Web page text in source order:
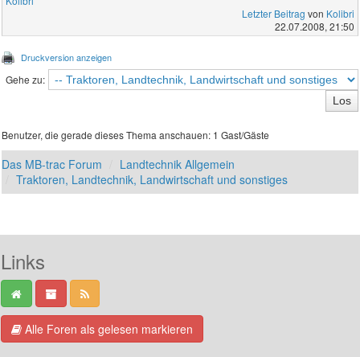
Letzter Beitrag von Kolibri
22.07.2008, 21:50
Druckversion anzeigen
Gehe zu:
Benutzer, die gerade dieses Thema anschauen: 1 Gast/Gäste
Das MB-trac Forum
Landtechnik Allgemein
Traktoren, Landtechnik, Landwirtschaft und sonstiges
Links
Alle Foren als gelesen markieren